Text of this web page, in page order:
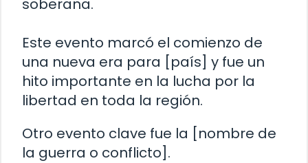
soberana.
Este evento marcó el comienzo de
una nueva era para [país] y fue un
hito importante en la lucha por la
libertad en toda la región.
Otro evento clave fue la [nombre de
la guerra o conflicto].